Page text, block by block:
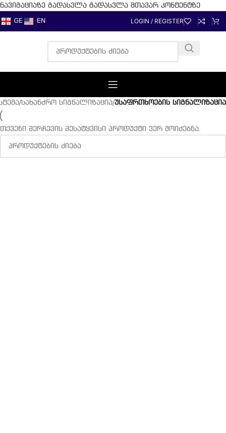
ნავიგაციაზე გადასვლა გადასვლა მთავარ კონტენტზე
GE EN LOGIN / REGISTER
/სახანძრო სიგნალიზაცია/უსაფრთხოების სიგნალიზაცია
თქვენი შერჩევის შესატყვისი პროდუქტი ვერ მოიძებნა.